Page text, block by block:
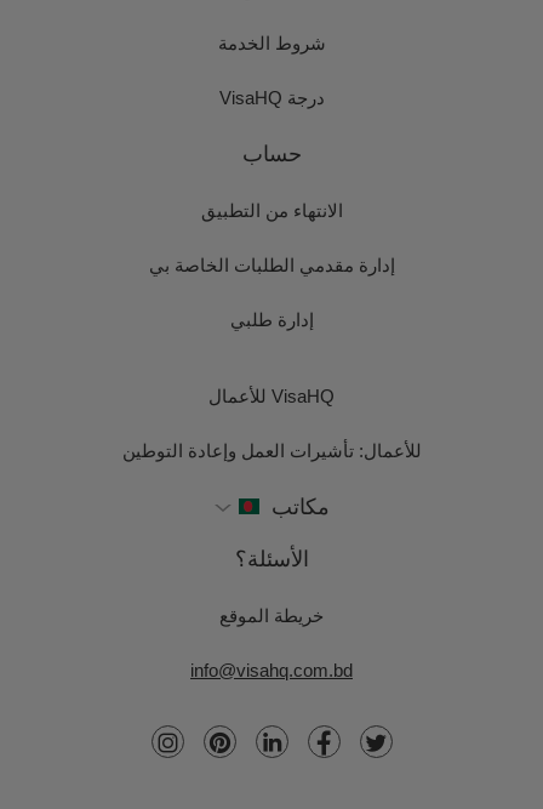
شروط الخدمة
درجة VisaHQ
حساب
الانتهاء من التطبيق
إدارة مقدمي الطلبات الخاصة بي
إدارة طلبي
VisaHQ للأعمال
للأعمال: تأشيرات العمل وإعادة التوطين
مكاتب
الأسئلة؟
خريطة الموقع
info@visahq.com.bd